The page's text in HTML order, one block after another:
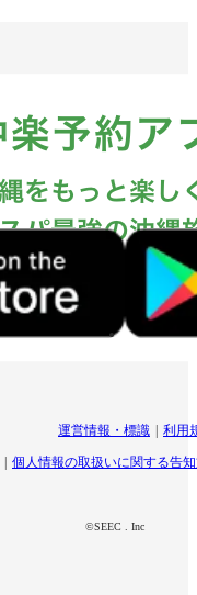
運営情報・標識 利用
個人情報の取扱いに関する告
©SEEC . Inc